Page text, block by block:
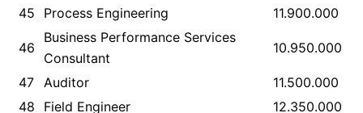
45
Process Engineering 11.900.000
46
Business Performance Services
Consultant
10.950.000
47 Auditor
11.500.000
48
Field Engineer
12.350.000